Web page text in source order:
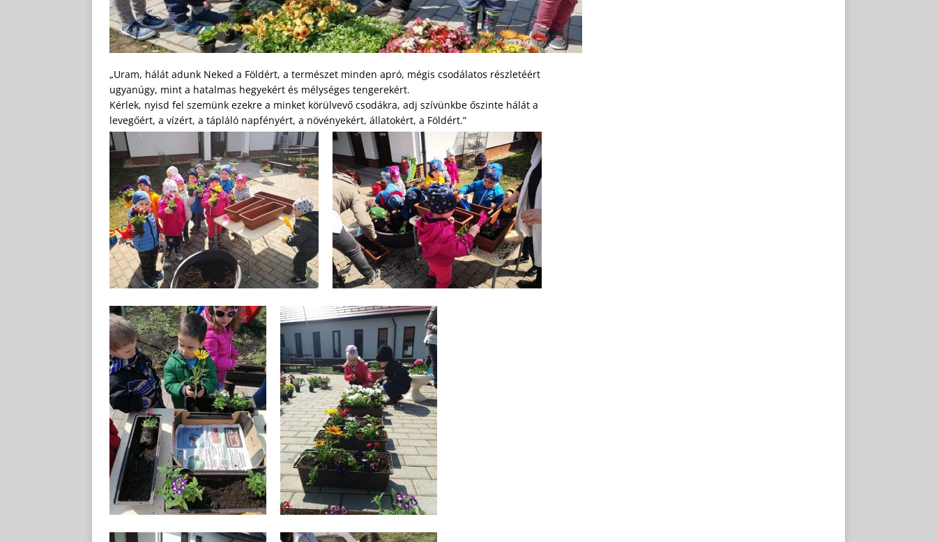
„Uram, hálát adunk Neked a Földért, a természet minden apró, mégis csodálatos részletéért
ugyanúgy, mint a hatalmas hegyekért és mélységes tengerekért.
Kérlek, nyisd fel szemünk ezekre a minket körülvevő csodákra, adj szívünkbe őszinte hálát a
levegőért, a vízért, a tápláló napfényért, a növényekért, állatokért, a Földért.”